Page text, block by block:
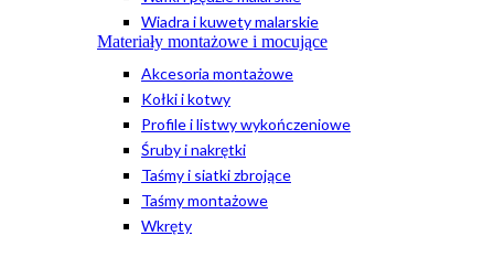
Wiadra i kuwety malarskie
Materiały montażowe i mocujące
Akcesoria montażowe
Kołki i kotwy
Profile i listwy wykończeniowe
Śruby i nakrętki
Taśmy i siatki zbrojące
Taśmy montażowe
Wkręty